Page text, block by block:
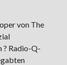
von The
? Radio-Q-